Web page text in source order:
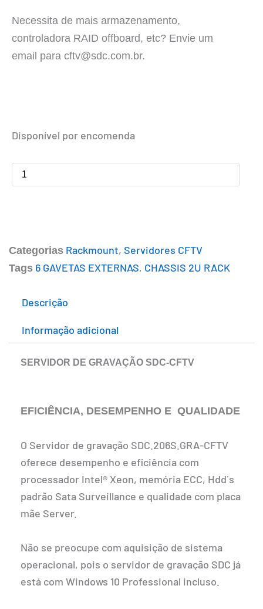
Necessita de mais armazenamento,
controladora RAID offboard, etc? Envie um
email para cftv@sdc.com.br.
Disponível por encomenda
Gravação
Categorias Rackmount, Servidores CFTV
Tags 6 GAVETAS EXTERNAS, CHASSIS 2U RACK
Descrição
Informação adicional
SERVIDOR DE GRAVAÇÃO SDC-CFTV
EFICIÊNCIA, DESEMPENHO E QUALIDADE
O Servidor de gravação SDC.206S.GRA-CFTV
oferece desempenho e eficiência com
processador Intel® Xeon, memória ECC, Hdd´s
padrão Sata Surveillance e qualidade com placa
mãe Server.
Não se preocupe com aquisição de sistema
operacional, pois o servidor de gravação SDC já
está com Windows 10 Professional incluso.